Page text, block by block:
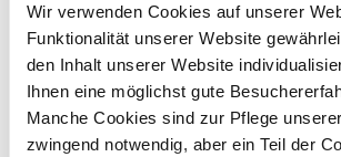
Wir verwenden Cookies auf unserer
Funktionalität unserer Website
den Inhalt unserer Website
Ihnen eine möglichst gute
Manche Cookies sind zur Pflege
zwingend notwendig, aber ein Teil der
Material